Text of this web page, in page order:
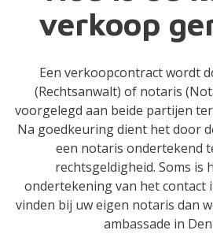
verkoop
Een verkoopcontract wordt
(Rechtsanwalt) of notaris
voorgelegd aan beide partijen
Na goedkeuring dient het door
een notaris ondertekend
rechtsgeldigheid. Soms is
ondertekening van het contact
vinden bij uw eigen notaris dan
ambassade in